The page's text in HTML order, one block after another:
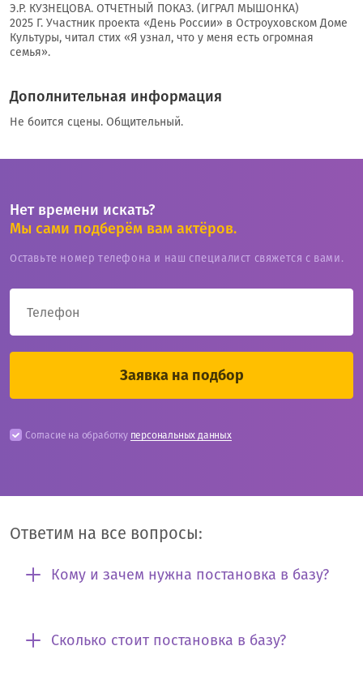
Э.Р. КУЗНЕЦОВА. ОТЧЕТНЫЙ ПОКАЗ. (ИГРАЛ МЫШОНКА)
2025 Г. Участник проекта «День России» в Остроуховском Доме
Культуры, читал стих «Я узнал, что у меня есть огромная
семья».
Дополнительная информация
Не боится сцены. Общительный.
Нет времени искать?
Мы сами подберём вам актёров.
Оставьте номер телефона и наш специалист свяжется с вами.
Согласие на обработку персональных данных
Ответим на все вопросы:
Кому и зачем нужна постановка в базу?
Сколько стоит постановка в базу?